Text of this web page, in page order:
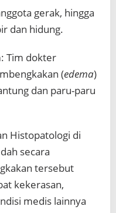
gerak, hingga
dan hidung.
: Tim dokter
(edema)
dan paru-paru
Histopatologi di
secara
tersebut
kekerasan,
medis lainnya